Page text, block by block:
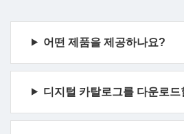
어떤 제품을 제공하나요?
디지털 카탈로그를 다운로드